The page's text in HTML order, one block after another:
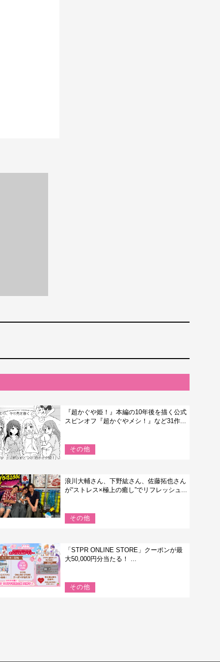
『超かぐや姫！』本編の10年後を描く公式
スピンオフ『超かぐやメシ！』など31作...
その他
浪川大輔さん、下野紘さん、佐藤拓也さん
が“ストレス×極上の癒し”でリフレッシュ...
その他
「STPR ONLINE STORE」クーポンが最
大50,000円分当たる！ ...
その他